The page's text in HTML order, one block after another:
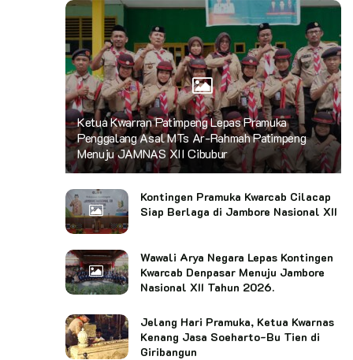
Ketua Kwarran Patimpeng Lepas Pramuka
Penggalang Asal MTs Ar-Rahmah Patimpeng
Menuju JAMNAS XII Cibubur
Kontingen Pramuka Kwarcab Cilacap
Siap Berlaga di Jambore Nasional XII
Wawali Arya Negara Lepas Kontingen
Kwarcab Denpasar Menuju Jambore
Nasional XII Tahun 2026.
Jelang Hari Pramuka, Ketua Kwarnas
Kenang Jasa Soeharto-Bu Tien di
Giribangun